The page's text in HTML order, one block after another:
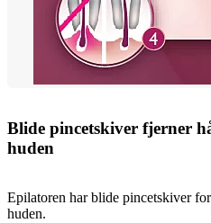
Blide pincetskiver fjerner
huden
Epilatoren har blide pincetskiver
huden.